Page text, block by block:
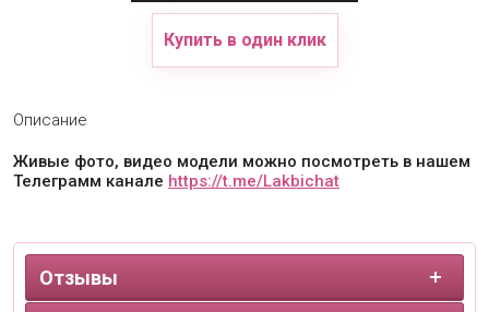
Купить в один клик
Описание
Живые фото, видео модели можно посмотреть в нашем
Телеграмм канале https://t.me/Lakbichat
Отзывы